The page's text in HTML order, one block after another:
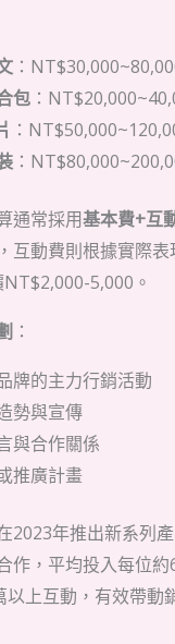
：
包 ：
：
：
通常採用基本費+互
互動費則根據實際
5,000。
：
牌的主力行銷活動
勢與宣傳
與合作關係
推廣計畫
2023年推出新系列
作，平均投入每位
上互動，有效帶動